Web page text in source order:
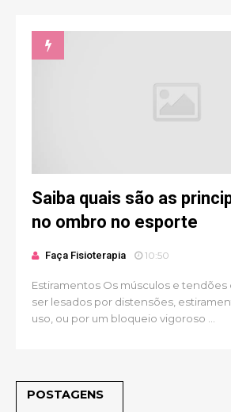
Saiba quais são as
no ombro no esporte
Faça Fisioterapia 10:50
Estiramentos Os músculos e
ser lesados por distensões,
uso, ou por um bloqueio vigoroso ...
POSTAGENS